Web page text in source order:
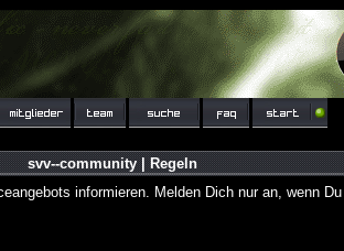
svv--community | Regeln
informieren. Melden Dich nur an, wenn